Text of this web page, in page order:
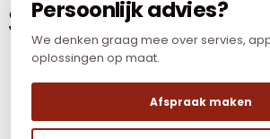
Social Media
Persoonlijk advies?
We denken graag mee over servies,
oplossingen op maat.
Afspraak maken